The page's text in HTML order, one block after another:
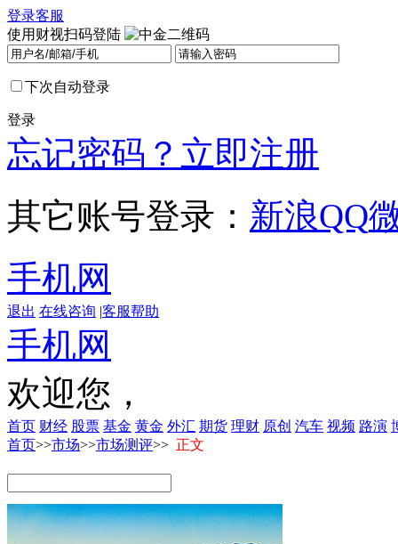
登录客服
使用财视扫码登陆
下次自动登录
登录
忘记密码？ 立即注册
其它账号登录： 新浪QQ
手机网
退出 在线咨询 |客服帮助
手机网
欢迎您，
首页 财经 股票 基金 黄金 外汇 期货 理财 原创 汽车 视频 路演
首页>>市场>>市场测评>> 正文